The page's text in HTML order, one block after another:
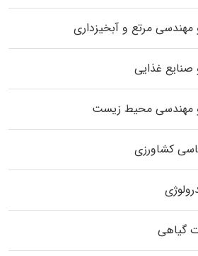
مرتع و آبخیزداری
صنایع غذایی
و مهندسی محیط زیست
کشاورزی
گیاهی